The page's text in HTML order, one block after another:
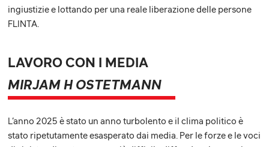
ingiustizie e lottando per una reale liberazione delle persone
FLINTA.
LAVORO CON I MEDIA
MIRJAM H OSTETMANN
L’anno 2025 è stato un anno turbolento e il clima politico è
stato ripetutamente esasperato dai media. Per le forze e le voci